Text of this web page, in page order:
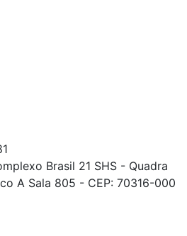
Brasil 21 SHS - Quadra
A Sala 805 - CEP: 70316-000